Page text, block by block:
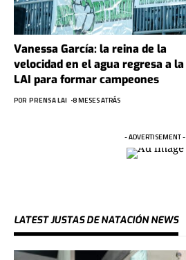
Vanessa García: la reina de la
velocidad en el agua regresa a la
LAI para formar campeones
POR PRENSA LAI 8 MESES ATRÁS
- ADVERTISEMENT -
LATEST JUSTAS DE NATACIÓN NEWS